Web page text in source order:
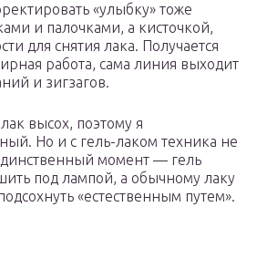
«улыбку» тоже
и палочками, а кисточкой,
для снятия лака. Получается
работа, сама линия выходит
и зигзагов.
высох, поэтому я
Но и с гель-лаком техника не
момент — гель
под лампой, а обычному лаку
«естественным путем».